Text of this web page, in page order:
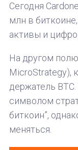
Сегодня
млн в
активы и
На другом
MicroStrategy),
держатель
символом
биткоин”,
меняться.